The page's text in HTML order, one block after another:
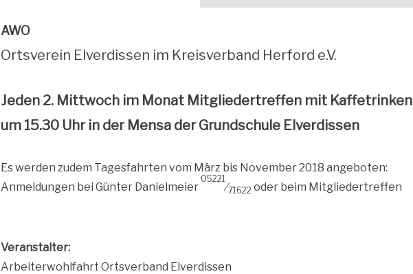
AWO
Orts­ver­ein Elver­dis­sen im Kreis­ver­band Her­ford e.V.
Jeden 2. Mitt­woch im Monat Mit­glie­der­tref­fen mit Kaffetrinken
um 15.30 Uhr in der Men­sa der Grund­schu­le Elverdissen
Es wer­den zudem Tages­fahr­ten vom März bis Novem­ber 2018 angeboten:
Anmel­dun­gen bei Gün­ter Daniel­mei­er
05221
⁄71622 oder beim Mitgliedertreffen
Ver­an­stal­ter:
Arbei­ter­wohl­fahrt Orts­ver­band Elverdissen